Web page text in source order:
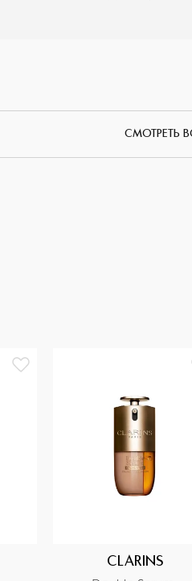
СМОТРЕТЬ
CLARINS